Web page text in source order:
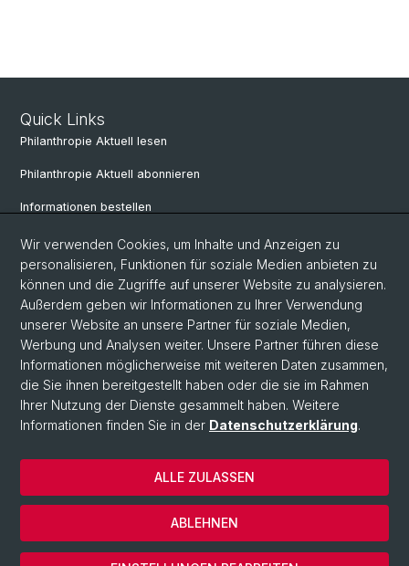
Quick Links
Philanthropie Aktuell lesen
Philanthropie Aktuell abonnieren
Informationen bestellen
Weiterbildungskalender
Anmelden für Weiterbildung
Social Media
LinkedIn
© Universität Basel
Wirtschaftswissenschaftliche Fakultät
Datenschutzerklärung
Wir verwenden Cookies, um Inhalte und Anzeigen zu
personalisieren, Funktionen für soziale Medien anbieten zu
können und die Zugriffe auf unserer Website zu analysieren.
Außerdem geben wir Informationen zu Ihrer Verwendung
unserer Website an unsere Partner für soziale Medien,
Werbung und Analysen weiter. Unsere Partner führen diese
Informationen möglicherweise mit weiteren Daten zusammen,
die Sie ihnen bereitgestellt haben oder die sie im Rahmen
Ihrer Nutzung der Dienste gesammelt haben. Weitere
Informationen finden Sie in der Datenschutzerklärung.
ABLEHNEN
ALLE ZULASSEN